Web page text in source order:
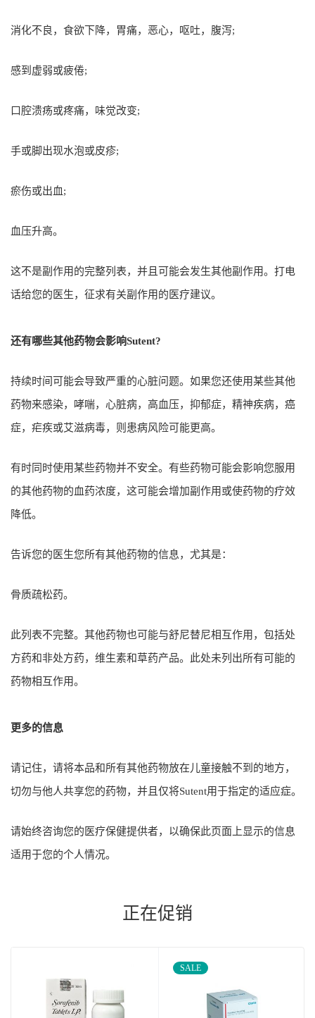
消化不良，食欲下降，胃痛，恶心，呕吐，腹泻;
感到虚弱或疲倦;
口腔溃疡或疼痛，味觉改变;
手或脚出现水泡或皮疹;
瘀伤或出血;
血压升高。
这不是副作用的完整列表，并且可能会发生其他副作用。打电
话给您的医生，征求有关副作用的医疗建议。
还有哪些其他药物会影响Sutent?
持续时间可能会导致严重的心脏问题。如果您还使用某些其他
药物来感染，哮喘，心脏病，高血压，抑郁症，精神疾病，癌
症，疟疾或艾滋病毒，则患病风险可能更高。
有时同时使用某些药物并不安全。有些药物可能会影响您服用
的其他药物的血药浓度，这可能会增加副作用或使药物的疗效
降低。
告诉您的医生您所有其他药物的信息，尤其是：
骨质疏松药。
此列表不完整。其他药物也可能与舒尼替尼相互作用，包括处
方药和非处方药，维生素和草药产品。此处未列出所有可能的
药物相互作用。
更多的信息
请记住，请将本品和所有其他药物放在儿童接触不到的地方，
切勿与他人共享您的药物，并且仅将Sutent用于指定的适应症。
请始终咨询您的医疗保健提供者，以确保此页面上显示的信息
适用于您的个人情况。
正在促销
SALE